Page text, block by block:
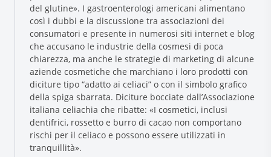
del glutine». I gastroenterologi americani alimentano
così i dubbi e la discussione tra associazioni dei
consumatori e presente in numerosi siti internet e blog
che accusano le industrie della cosmesi di poca
chiarezza, ma anche le strategie di marketing di alcune
aziende cosmetiche che marchiano i loro prodotti con
diciture tipo “adatto ai celiaci” o con il simbolo grafico
della spiga sbarrata. Diciture bocciate dall’Associazione
italiana celiachia che ribatte: «I cosmetici, inclusi
dentifrici, rossetto e burro di cacao non comportano
rischi per il celiaco e possono essere utilizzati in
tranquillità».